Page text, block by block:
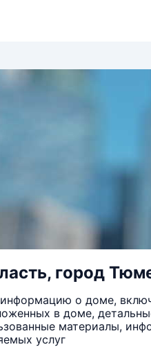
город
о доме,
в доме,
материалы,
услуг